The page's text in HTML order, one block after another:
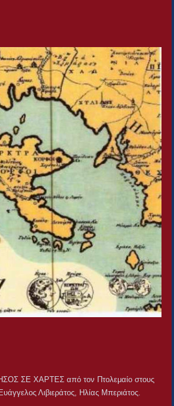
ΣΕ ΧΑΡΤΕΣ από τον Πτολεμαίο στους
Λιβιεράτος, Ηλίας Μπεριάτος.